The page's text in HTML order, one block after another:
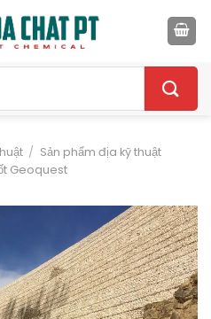
/ Sản phẩm địa kỹ thuật
Geoquest